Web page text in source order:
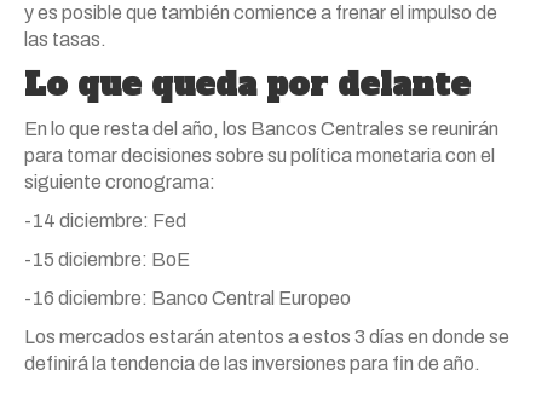
y es posible que también comience a frenar el impulso de
las tasas.
Lo que queda por delante
En lo que resta del año, los Bancos Centrales se reunirán
para tomar decisiones sobre su política monetaria con el
siguiente cronograma:
-14 diciembre: Fed
-15 diciembre: BoE
-16 diciembre: Banco Central Europeo
Los mercados estarán atentos a estos 3 días en donde se
definirá la tendencia de las inversiones para fin de año.